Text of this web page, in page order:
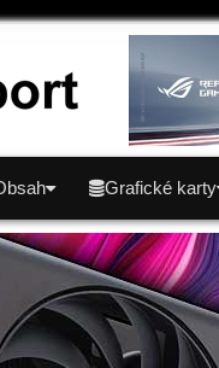
Grafické karty